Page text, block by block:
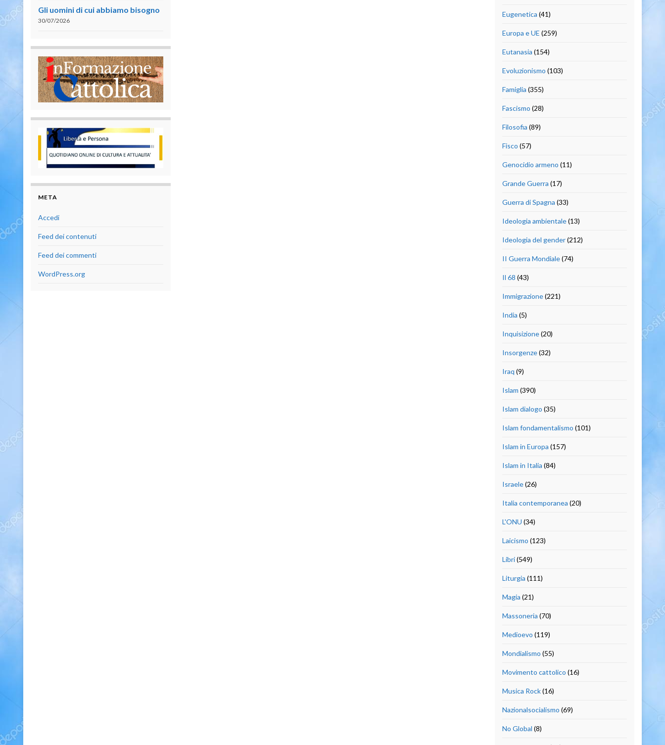
Gli uomini di cui abbiamo bisogno
30/07/2026
META
Accedi
Feed dei contenuti
Feed dei commenti
WordPress.org
Eugenetica (41)
Europa e UE (259)
Eutanasia (154)
Evoluzionismo (103)
Famiglia (355)
Fascismo (28)
Filosofia (89)
Fisco (57)
Genocidio armeno (11)
Grande Guerra (17)
Guerra di Spagna (33)
Ideologia ambientale(13)
Ideologia del gender(212)
II Guerra Mondiale(74)
Il 68 (43)
Immigrazione(221)
India (5)
Inquisizione(20)
Insorgenze(32)
Iraq (9)
Islam (390)
Islam dialogo (35)
Islam fondamentalismo (101)
Islam in Europa (157)
Islam in Italia (84)
Israele(26)
Italia contemporanea (20)
L'ONU (34)
Laicismo (123)
Libri(549)
Liturgia (111)
Magia (21)
Massoneria (70)
Medioevo (119)
Mondialismo (55)
Movimento cattolico (16)
Musica Rock(16)
Nazionalsocialismo (69)
No Global (8)